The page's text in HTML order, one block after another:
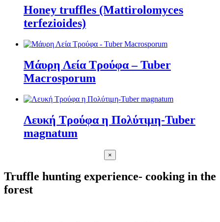
Honey truffles (Mattirolomyces
terfezioides)
Μάυρη Λεία Τρούφα – Tuber
Μacrosporum
Λευκή Τρούφα η Πολύτιμη-Tuber
magnatum
×
Truffle hunting experience- cooking in the
forest